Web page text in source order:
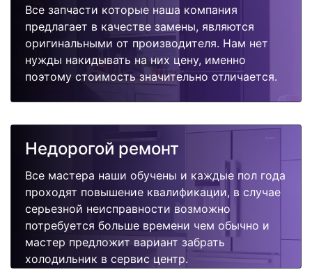
Все запчасти которые наша компания
предлагает в качестве замены, являются
оригинальными от производителя. Нам нет
нужды накидывать на них цену, именно
поэтому стоимость значительно отличается.
Недорогой ремонт
Все мастера наши обучены и каждые пол года
проходят повышение квалификации, в случае
серьезной неисправности возможно
потребуется больше времени чем обычно и
мастер предложит вариант забрать
холодильник в сервис центр.